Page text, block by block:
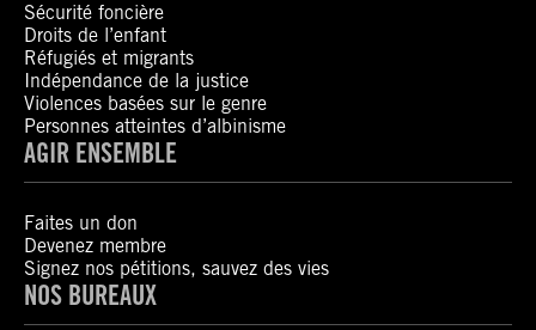
Sécurité foncière
Droits de l’enfant
Réfugiés et migrants
Indépendance de la justice
Violences basées sur le genre
Personnes atteintes d’albinisme
AGIR ENSEMBLE
Faites un don
Devenez membre
Signez nos pétitions, sauvez des vies
NOS BUREAUX